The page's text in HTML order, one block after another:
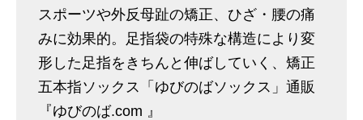
スポーツや外反母趾の矯正、ひざ・腰の痛
みに効果的。足指袋の特殊な構造により変
形した足指をきちんと伸ばしていく、矯正
五本指ソックス「ゆびのばソックス」通販
『ゆびのば.com 』